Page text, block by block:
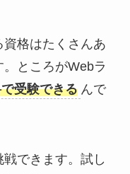
格はたくさんあ
ところがWebラ
受験できる んで
できます。試し